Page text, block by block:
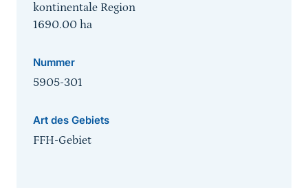
kontinentale Region
1690.00 ha
Nummer
5905-301
Art des Gebiets
FFH-Gebiet